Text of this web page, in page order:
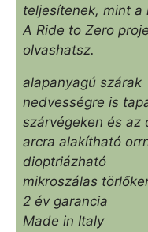
teljesítenek, mint a
A Ride to Zero
olvashatsz.
alapanyagú szárak
nedvességre is
szárvégeken és az
arcra alakítható
dioptriázható
mikroszálas
2 év garancia
Made in Italy